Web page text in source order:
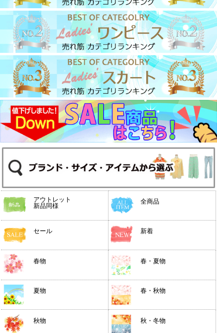
アウトレット
新品同様
全商品
セール 新着
春物 春・夏物
夏物 春・秋物
秋物 秋・冬物